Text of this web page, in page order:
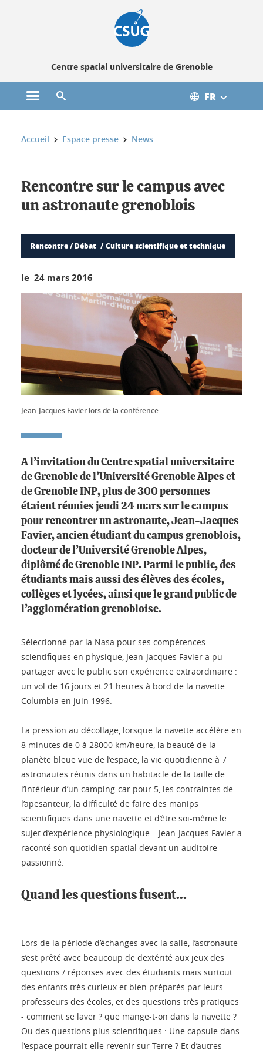
Centre spatial universitaire de Grenoble
Ouvrir le menu principal FR
Vous êtes ici :
Accueil Espace presse News
Rencontre sur le campus avec
un astronaute grenoblois
Rencontre / Débat Culture scientifique et technique
le 24 mars 2016
Jean-Jacques Favier lors de la conférence
A l’invitation du Centre spatial universitaire
de Grenoble de l’Université Grenoble Alpes et
de Grenoble INP, plus de 300 personnes
étaient réunies jeudi 24 mars sur le campus
pour rencontrer un astronaute, Jean-Jacques
Favier, ancien étudiant du campus grenoblois,
docteur de l’Université Grenoble Alpes,
diplômé de Grenoble INP. Parmi le public, des
étudiants mais aussi des élèves des écoles,
collèges et lycées, ainsi que le grand public de
l’agglomération grenobloise.
Sélectionné par la Nasa pour ses compétences
scientifiques en physique, Jean-Jacques Favier a pu
partager avec le public son expérience extraordinaire :
un vol de 16 jours et 21 heures à bord de la navette
Columbia en juin 1996.
La pression au décollage, lorsque la navette accélère en
8 minutes de 0 à 28000 km/heure, la beauté de la
planète bleue vue de l’espace, la vie quotidienne à 7
astronautes réunis dans un habitacle de la taille de
l’intérieur d’un camping-car pour 5, les contraintes de
l’apesanteur, la difficulté de faire des manips
scientifiques dans une navette et d’être soi-même le
sujet d’expérience physiologique… Jean-Jacques Favier a
raconté son quotidien spatial devant un auditoire
passionné.
Quand les questions fusent…
Lors de la période d’échanges avec la salle, l’astronaute
s’est prêté avec beaucoup de dextérité aux jeux des
questions / réponses avec des étudiants mais surtout
des enfants très curieux et bien préparés par leurs
professeurs des écoles, et des questions très pratiques
- comment se laver ? que mange-t-on dans la navette ?
Ou des questions plus scientifiques : Une capsule dans
l'espace pourrait-elle revenir sur Terre ? Et d’autres